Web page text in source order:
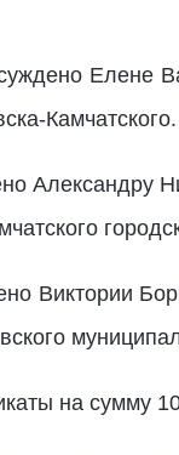
Елене
Камчатского.
Александру
Виктории
на сумму